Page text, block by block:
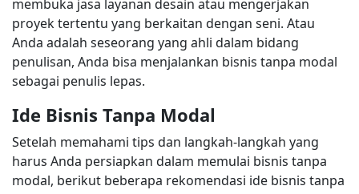
membuka jasa layanan desain atau mengerjakan
proyek tertentu yang berkaitan dengan seni. Atau
Anda adalah seseorang yang ahli dalam bidang
penulisan, Anda bisa menjalankan bisnis tanpa modal
sebagai penulis lepas.
Ide Bisnis Tanpa Modal
Setelah memahami tips dan langkah-langkah yang
harus Anda persiapkan dalam memulai bisnis tanpa
modal, berikut beberapa rekomendasi ide bisnis tanpa